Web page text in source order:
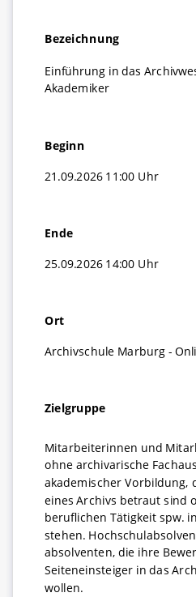
Bezeichnung
Einführung in das
Akademiker
Beginn
21.09.2026 11:00 Uhr
Ende
25.09.2026 14:00 Uhr
Ort
Archivschule Marburg -
Zielgruppe
Mitarbeiterinnen und
ohne archivarische
akademischer Vorbildung,
eines Archivs betraut sind
beruflichen Tätigkeit spw.
stehen.
absolventen, die ihre
Seiteneinsteiger in das
wollen.